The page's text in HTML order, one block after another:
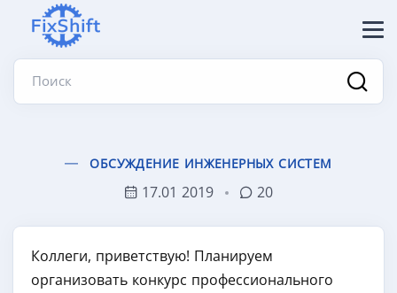
Поиск
ОБСУЖДЕНИЕ ИНЖЕНЕРНЫХ СИСТЕМ
17.01 2019 20
Коллеги, приветствую! Планируем
организовать конкурс профессионального